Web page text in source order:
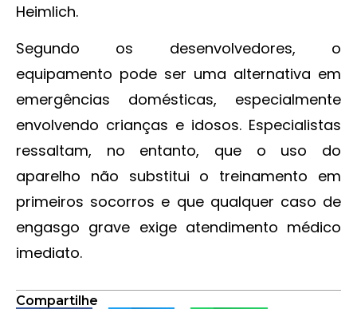
Heimlich.
Segundo os desenvolvedores, o
equipamento pode ser uma alternativa em
emergências domésticas, especialmente
envolvendo crianças e idosos. Especialistas
ressaltam, no entanto, que o uso do
aparelho não substitui o treinamento em
primeiros socorros e que qualquer caso de
engasgo grave exige atendimento médico
imediato.
Compartilhe